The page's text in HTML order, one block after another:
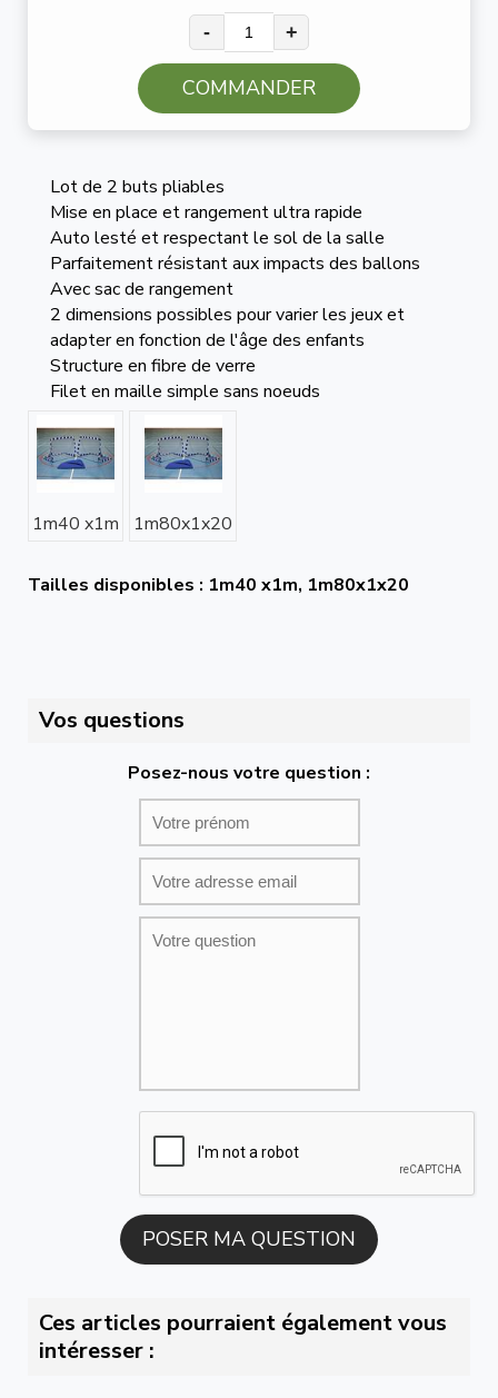
- +
COMMANDER
Lot de 2 buts pliables
Mise en place et rangement ultra rapide
Auto lesté et respectant le sol de la salle
Parfaitement résistant aux impacts des ballons
Avec sac de rangement
2 dimensions possibles pour varier les jeux et
adapter en fonction de l'âge des enfants
Structure en fibre de verre
Filet en maille simple sans noeuds
1m40 x1m 1m80x1x20
Tailles disponibles : 1m40 x1m, 1m80x1x20
Vos questions
Posez-nous votre question :
Ces articles pourraient également vous
intéresser :